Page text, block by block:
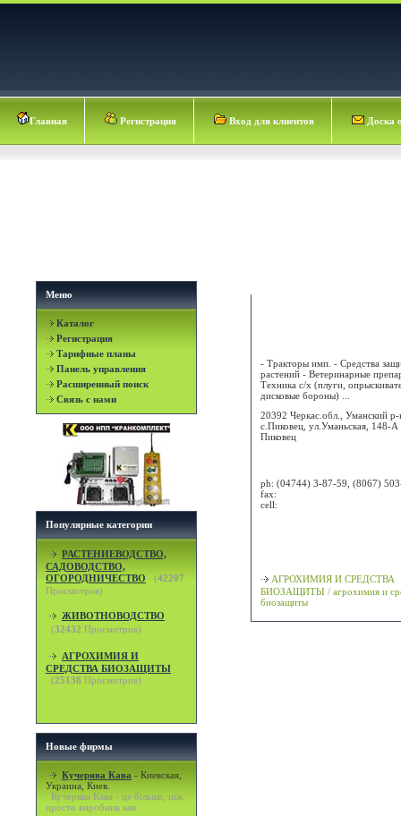
Главная Регистрация Вход для клиентов Доска
Меню
Каталог
Регистрация
Тарифные планы
Панель управления
Расширенный поиск
Связь с нами
Популярные категории
РАСТЕНИЕВОДСТВО,
САДОВОДСТВО,
ОГОРОДНИЧЕСТВО
(42207
Просмотров)
ЖИВОТНОВОДСТВО
(32432 Просмотров)
АГРОХИМИЯ И
СРЕДСТВА БИОЗАЩИТЫ
(25138 Просмотров)
Новые фирмы
Кучерява Кава - Киевская,
Украина, Киев.
Кучерява Кава - це більше, ніж
просто виробник кав
- Тракторы имп. - Средства
растений - Ветеринарные
Техника с/х (плуги,
дисковые бороны) ...
20392 Черкас.обл., Уманский р-
с.Пиковец, ул.Уманьская, 148-А
Пиковец
ph: (04744) 3-87-59, (8067)
fax:
cell:
АГРОХИМИЯ И СРЕДСТВА
БИОЗАЩИТЫ / агрохимия и
биозащиты